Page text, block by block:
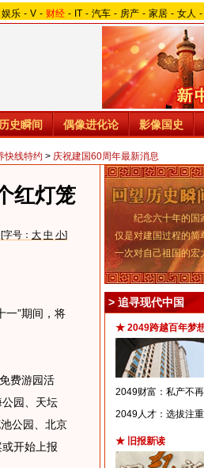
娱乐 - V - 财经 - IT - 汽车 - 房产 - 家居 - 女人 -
史瞬间 偶像进化论 影像国史
快线特约 > 庆祝建国60周年最新消息
红灯笼
字号： 大 中 小]
”期间，将
费游园活
园、天坛
公园、北京
开始上报
纪念六十年的国
仅是对建国过程的简
一次对自己祖国的宏
> 追寻现代中国
★ 2049跨越百年梦
2049财富：私产不
2049人才：选拔注
★ 旧报新读